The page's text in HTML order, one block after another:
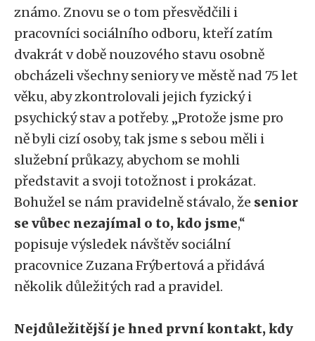
známo. Znovu se o tom přesvědčili i
pracovníci sociálního odboru, kteří zatím
dvakrát v době nouzového stavu osobně
obcházeli všechny seniory ve městě nad 75 let
věku, aby zkontrolovali jejich fyzický i
psychický stav a potřeby. „Protože jsme pro
ně byli cizí osoby, tak jsme s sebou měli i
služební průkazy, abychom se mohli
představit a svoji totožnost i prokázat.
Bohužel se nám pravidelně stávalo, že senior
se vůbec nezajímal o to, kdo jsme,“
popisuje výsledek návštěv sociální
pracovnice Zuzana Frýbertová a přidává
několik důležitých rad a pravidel.
Nejdůležitější je hned první kontakt, kdy